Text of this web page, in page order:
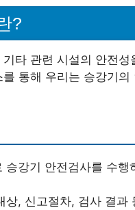
?
타 관련 시설의 안전
통해 우리는 승강기
승강기 안전검사를 수
상, 신고절차, 검사 결과